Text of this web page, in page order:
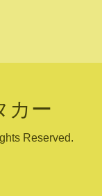
カー
Reserved.